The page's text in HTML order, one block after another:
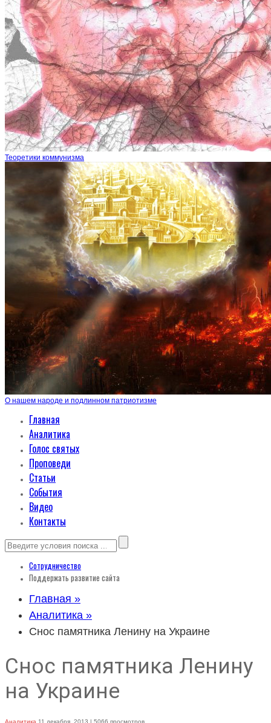
Теоретики коммунизма
О нашем народе и подлинном патриотизме
Главная
Аналитика
Голос святых
Проповеди
Статьи
События
Видео
Контакты
Сотрудничество
Поддержать развитие сайта
Главная »
Аналитика »
Снос памятника Ленину на Украине
Снос памятника Ленину
на Украине
Аналитика 11 декабря, 2013 | 5066 просмотров